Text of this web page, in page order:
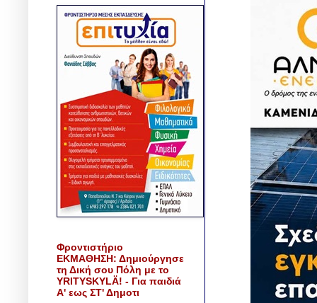
Φροντιστήριο
ΕΚΜΑΘΗΣΗ: Δημιούργησε
τη Δική σου Πόλη με το
YRITYSKYLÄ! - Για παιδιά
Α' εως ΣΤ' Δημοτι